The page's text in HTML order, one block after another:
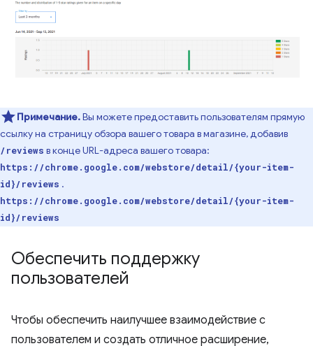
Примечание.Вы можете предоставить пользователям прямую
ссылку на страницу обзора вашего товара в магазине, добавив
/reviews в конце URL-адреса вашего товара:
https://chrome.google.com/webstore/detail/{your-item-
id}/reviews .
https://chrome.google.com/webstore/detail/{your-item-
id}/reviews
Обеспечить поддержку
пользователей
Чтобы обеспечить наилучшее взаимодействие с
пользователем и создать отличное расширение,